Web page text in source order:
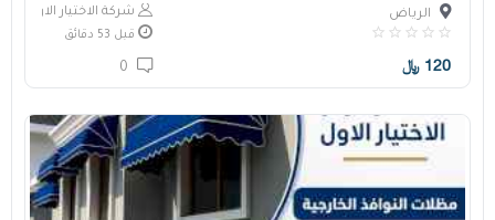
شركة الاختيار الاول الرياض
قبل 53 دقائق
120 ﷼